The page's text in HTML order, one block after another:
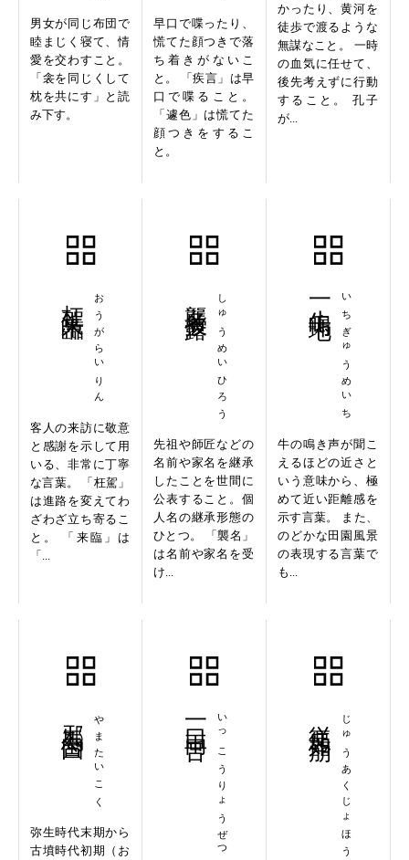
男女が同じ布団で
睦まじく寝て、情
愛を交わすこと。
「衾を同じくして
枕を共にす」と読
み下す。
早口で喋ったり、
慌てた顔つきで落
ち着きがないこ
と。 「疾言」は早
口で喋ること。
「遽色」は慌てた
顔つきをするこ
と。
かったり、黄河を
徒歩で渡るような
無謀なこと。 一時
の血気に任せて、
後先考えずに行動
すること。 孔子
が...
おうがらいりん
客人の来訪に敬意
と感謝を示して用
いる、非常に丁寧
な言葉。 「枉駕」
は進路を変えてわ
ざわざ立ち寄るこ
と。 「来臨」は
「...
しゅうめいひろう
先祖や師匠などの
名前や家名を継承
したことを世間に
公表すること。個
人名の継承形態の
ひとつ。 「襲名」
は名前や家名を受
け...
いちぎゅうめいち
一牛鳴地
牛の鳴き声が聞こ
えるほどの近さと
いう意味から、極
めて近い距離感を
示す言葉。 また、
のどかな田園風景
の表現する言葉で
も...
やまたいこく
弥生時代末期から
古墳時代初期（お
いっこうりょうぜつ
一口両舌 じゅうあくじょほう